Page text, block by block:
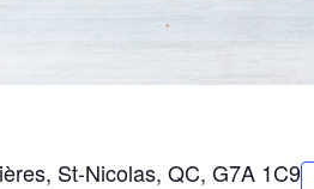
St-Nicolas, QC, G7A 1C9